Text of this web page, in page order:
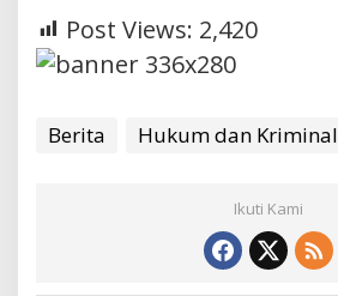
Post Views: 2,420
Berita Hukum dan Kriminal
Ikuti Kami